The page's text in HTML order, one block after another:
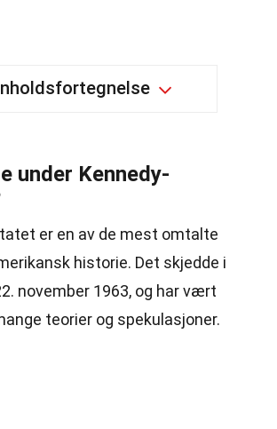
under Kennedy-
er en av de mest omtalte
historie. Det skjedde i
november 1963, og har vært
teorier og spekulasjoner.